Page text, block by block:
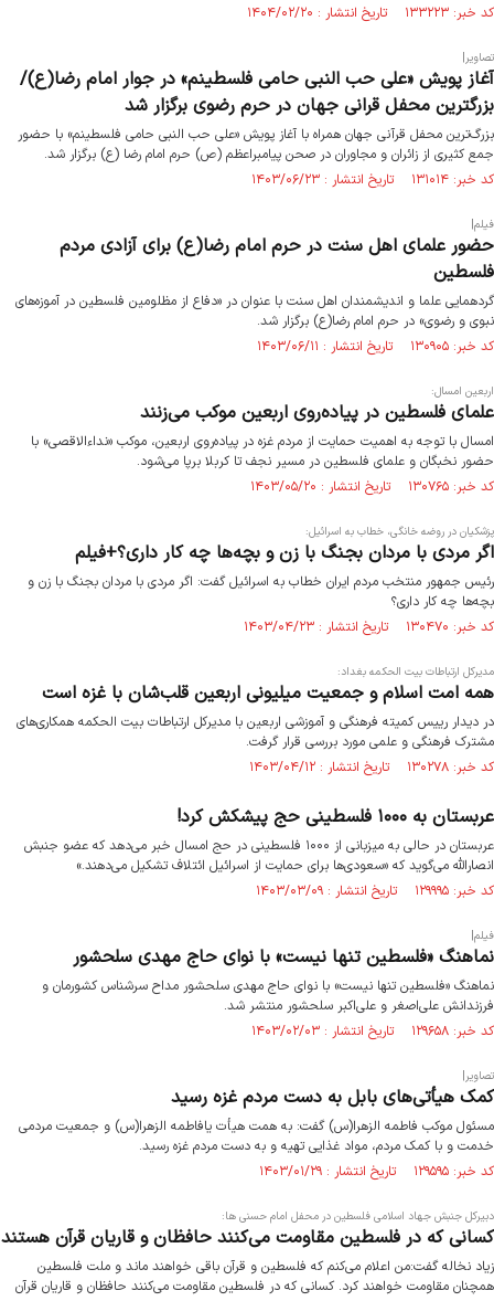
کد خبر: ۱۳۳۲۲۳ تاریخ انتشار : ۱۴۰۴/۰۲/۲۰
تصاویر|
آغاز پویش «علی حب النبی حامی فلسطینم» در جوار امام رضا(ع)/
بزرگترین محفل قرانی جهان در حرم رضوی برگزار شد
بزرگ‌ترین محفل قرآنی جهان همراه با آغاز پویش «علی حب النبی حامی فلسطینم» با حضور
جمع کثیری از زائران و مجاوران در صحن پیامبراعظم (ص) حرم امام رضا (ع) برگزار شد.
کد خبر: ۱۳۱۰۱۴ تاریخ انتشار : ۱۴۰۳/۰۶/۲۳
فیلم|
حضور علمای اهل سنت در حرم امام رضا(ع) برای آزادی مردم
فلسطین
گردهمایی علما و اندیشمندان اهل سنت با عنوان در «دفاع از مظلومین فلسطین در آموزه‌های
نبوی و رضوی» در حرم امام رضا(ع) برگزار شد.
کد خبر: ۱۳۰۹۰۵ تاریخ انتشار : ۱۴۰۳/۰۶/۱۱
اربعین امسال:
علمای فلسطین در پیاده‌روی اربعین موکب می‌زنند
امسال با توجه به اهمیت حمایت از مردم غزه در پیاده‌روی اربعین، موکب «نداءالاقصی» با
حضور نخبگان و علمای فلسطین در مسیر نجف تا کربلا برپا می‌شود.
کد خبر: ۱۳۰۷۶۵ تاریخ انتشار : ۱۴۰۳/۰۵/۲۰
پزشکیان در روضه خانگی، خطاب به اسرائیل:
اگر مردی با مردان بجنگ با زن و بچه‌ها چه کار داری؟+فیلم
رئیس جمهور منتخب مردم ایران خطاب به اسرائیل گفت: اگر مردی با مردان بجنگ با زن و
بچه‌ها چه کار داری؟
کد خبر: ۱۳۰۴۷۰ تاریخ انتشار : ۱۴۰۳/۰۴/۲۳
مدیرکل ارتباطات بیت الحکمه بغداد:
همه امت اسلام و جمعیت میلیونی اربعین قلب‌شان با غزه است
در دیدار رییس کمیته فرهنگی و آموزشی اربعین با مدیرکل ارتباطات بیت الحکمه همکاری‌های
مشترک فرهنگی و علمی مورد بررسی قرار گرفت.
کد خبر: ۱۳۰۲۷۸ تاریخ انتشار : ۱۴۰۳/۰۴/۱۲
عربستان به ۱۰۰۰ فلسطینی حج پیشکش کرد!
عربستان در حالی به میزبانی از ۱۰۰۰ فلسطینی در حج امسال خبر می‌دهد که عضو جنبش
انصارالله می‌گوید که «سعودی‌ها برای حمایت از اسرائیل ائتلاف تشکیل می‌دهند.»
کد خبر: ۱۲۹۹۹۵ تاریخ انتشار : ۱۴۰۳/۰۳/۰۹
فیلم|
نماهنگ «فلسطین تنها نیست» با نوای حاج مهدی سلحشور
نماهنگ «فلسطین تنها نیست» با نوای حاج مهدی سلحشور مداح سرشناس کشورمان و
فرزندانش علی‌اصغر و علی‌اکبر سلحشور منتشر شد.
کد خبر: ۱۲۹۶۵۸ تاریخ انتشار : ۱۴۰۳/۰۲/۰۳
تصاویر|
کمک‌ هیأتی‌های بابل به دست مردم غزه رسید
مسئول موکب فاطمه الزهرا(س) گفت: به همت هیأت یافاطمه الزهرا(س) و جمعیت مردمی
خدمت و با کمک مردم، مواد غذایی تهیه و به دست مردم غزه رسید.
کد خبر: ۱۲۹۵۹۵ تاریخ انتشار : ۱۴۰۳/۰۱/۲۹
دبیرکل جنبش جهاد اسلامی فلسطین در محفل امام حسنی ها:
کسانی که در فلسطین مقاومت می‌کنند حافظان و قاریان قرآن هستند
زیاد نخاله گفت:من اعلام می‌کنم که فلسطین و قرآن باقی خواهند ماند و ملت فلسطین
همچنان مقاومت خواهند کرد. کسانی که در فلسطین مقاومت می‌کنند حافظان و قاریان قرآن